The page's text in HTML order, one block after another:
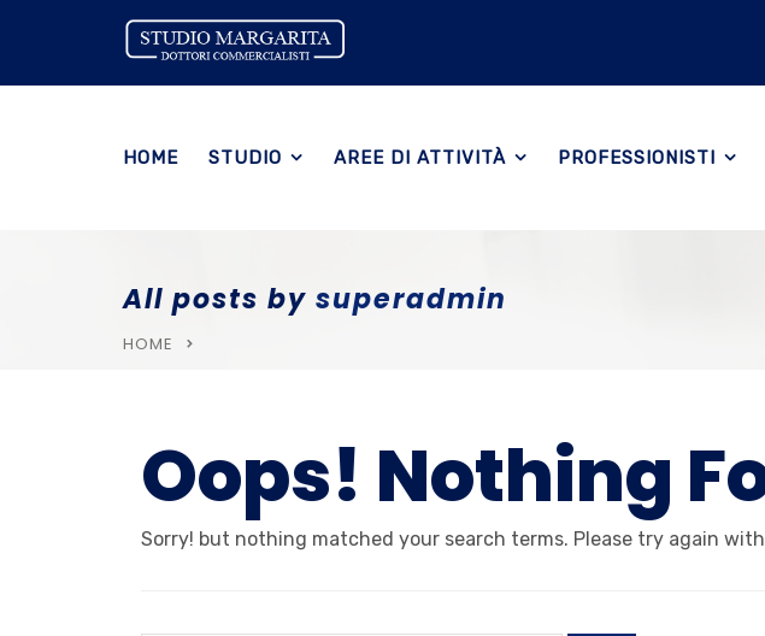
HOME STUDIO AREE DI ATTIVITÀ PROFESSIONISTI
All posts by superadmin
HOME
Oops! Nothing
Sorry! but nothing matched your search terms. Please try again